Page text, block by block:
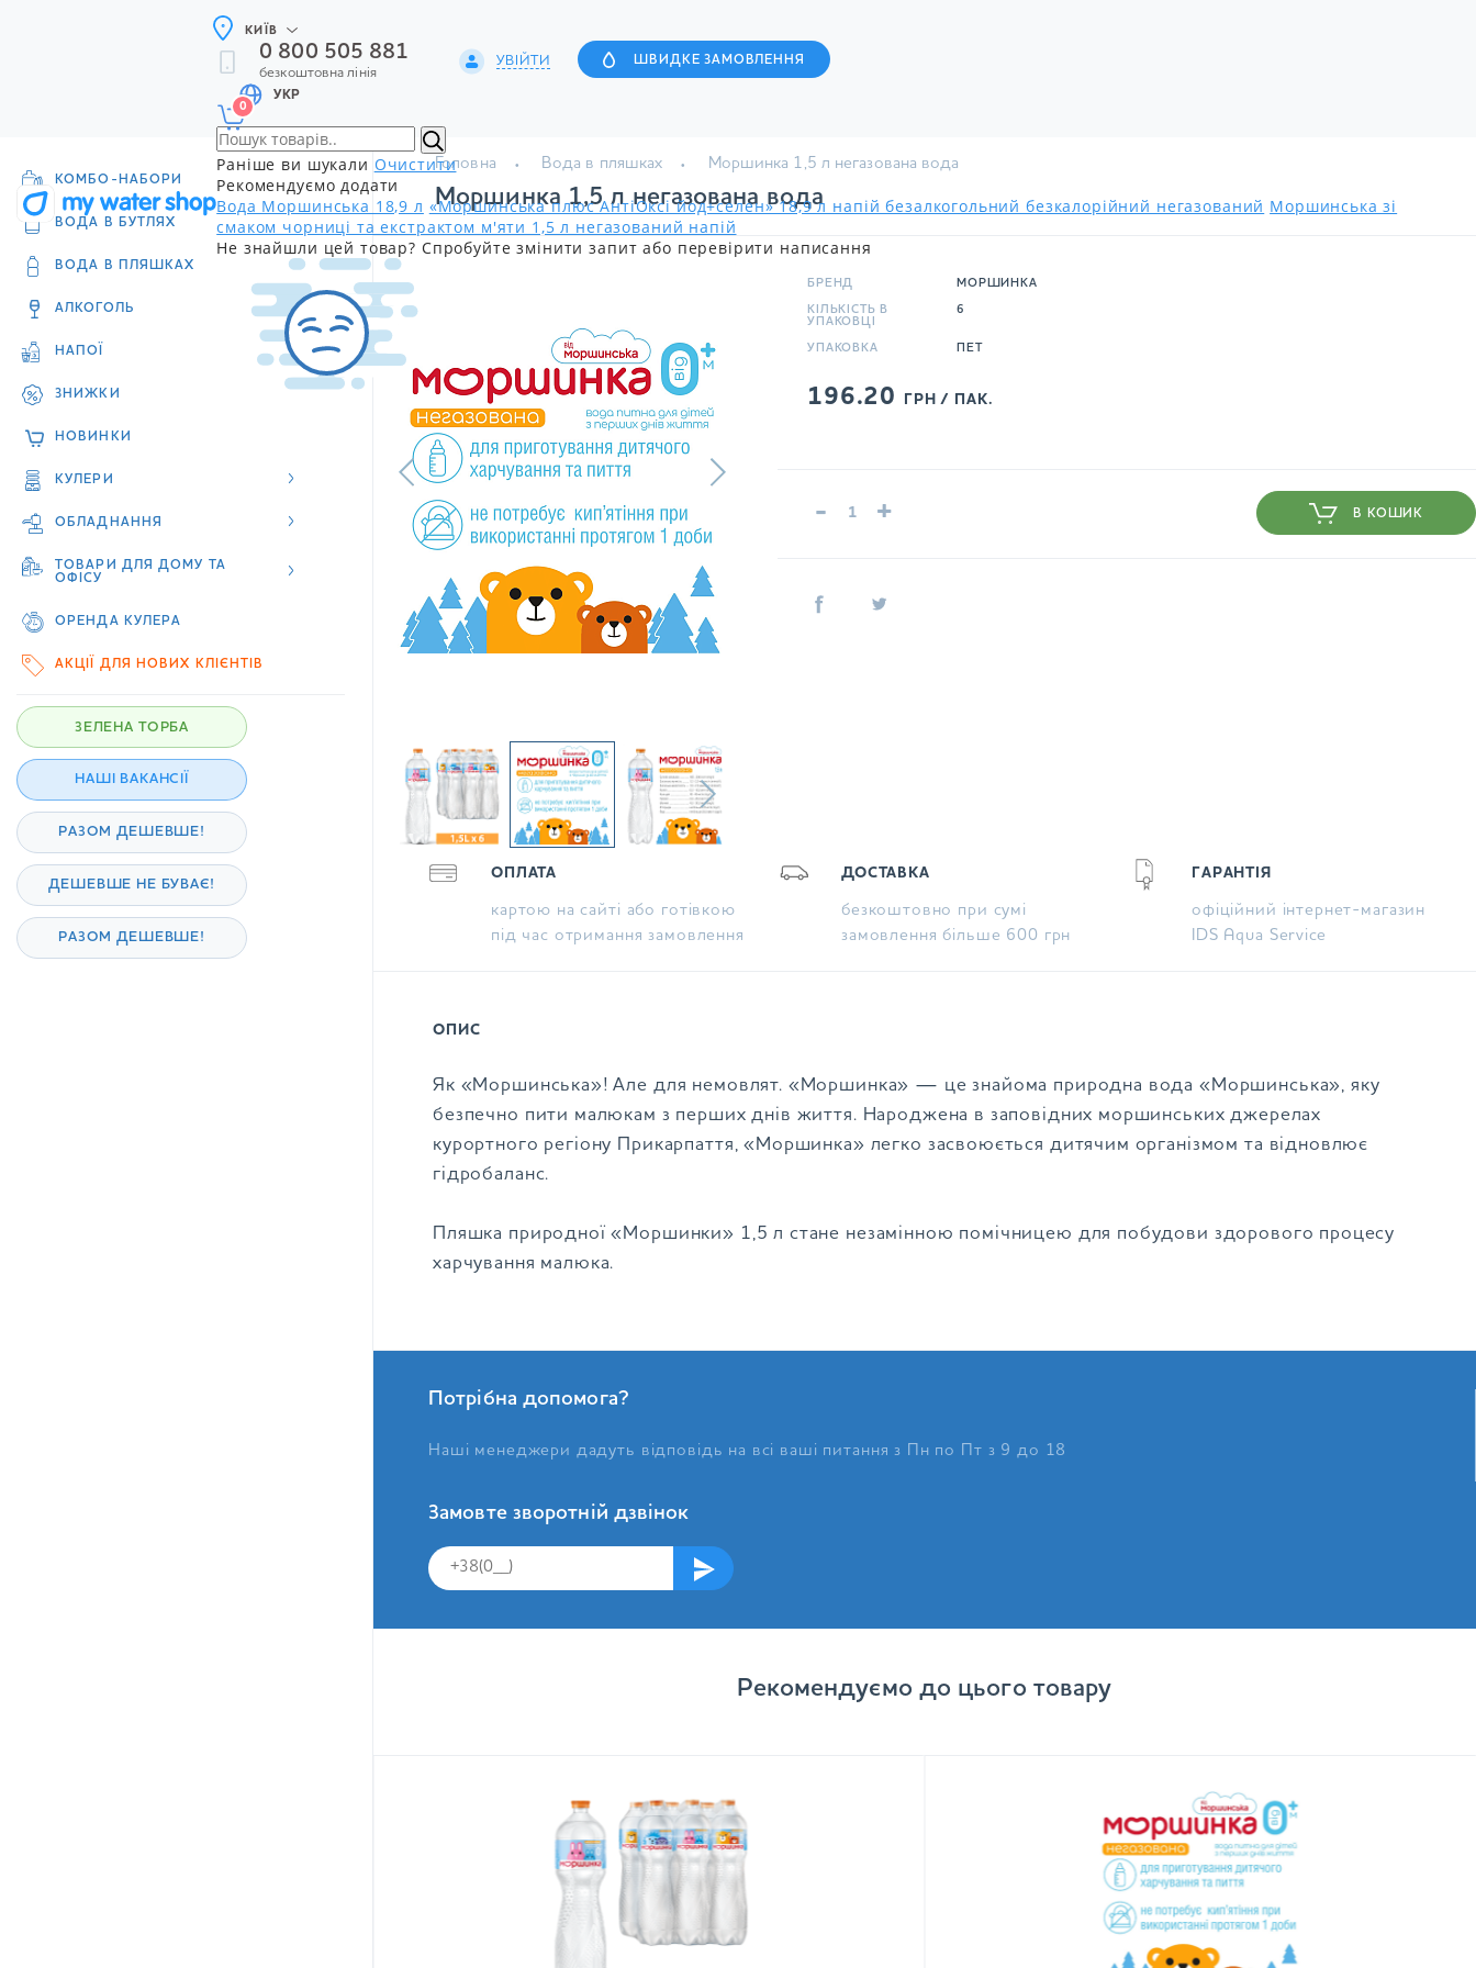
КИЇВ
0 800 505 881
безкоштовна лінія
УВІЙТИ ШВИДКЕ ЗАМОВЛЕННЯ
УКР
0
Раніше ви шукали Очистити
Рекомендуємо додати
Вода Моршинська 18,9 л «Моршинська плюс АнтіОксі йод+селен» 18,9 л напій безалкогольний безкалорійний негазований Моршинська зі
смаком чорниці та екстрактом м'яти 1,5 л негазований напій
Не знайшли цей товар? Спробуйте змінити запит або перевірити написання
КОМБО-НАБОРИ
ВОДА В БУТЛЯХ
ВОДА В ПЛЯШКАХ
АЛКОГОЛЬ
НАПОЇ
ЗНИЖКИ
НОВИНКИ
КУЛЕРИ
ОБЛАДНАННЯ
ТОВАРИ ДЛЯ ДОМУ ТА
ОФІСУ
ОРЕНДА КУЛЕРА
АКЦІЇ ДЛЯ НОВИХ КЛІЄНТІВ
ЗЕЛЕНА ТОРБА
НАШІ ВАКАНСІЇ
РАЗОМ ДЕШЕВШЕ!
ДЕШЕВШЕ НЕ БУВАЄ!
РАЗОМ ДЕШЕВШЕ!
Головна Вода в пляшках Моршинка 1,5 л негазована вода
Моршинка 1,5 л негазована вода
БРЕНД МОРШИНКА
КІЛЬКІСТЬ В
УПАКОВЦІ
6
УПАКОВКА ПЕТ
196.20 ГРН / ПАК.
- + В КОШИК
ОПЛАТА
картою на сайті або готівкою
під час отримання замовлення
ДОСТАВКА
безкоштовно при сумі
замовлення більше 600 грн
ГАРАНТІЯ
офіційний інтернет-магазин
IDS Aqua Service
ОПИС
Як «Моршинська»! Але для немовлят. «Моршинка» — це знайома природна вода «Моршинська», яку
безпечно пити малюкам з перших днів життя. Народжена в заповідних моршинських джерелах
курортного регіону Прикарпаття, «Моршинка» легко засвоюється дитячим організмом та відновлює
гідробаланс.
Пляшка природної «Моршинки» 1,5 л стане незамінною помічницею для побудови здорового процесу
харчування малюка.
Потрібна допомога?
Наші менеджери дадуть відповідь на всі ваші питання з Пн по Пт з 9 до 18
Замовте зворотній дзвінок
Рекомендуємо до цього товару